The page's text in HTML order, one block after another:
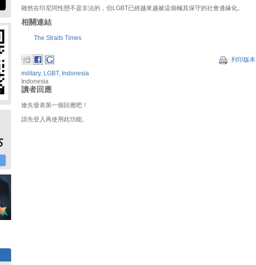
雖然在印尼同性戀不是非法的，但LGBT已經越來越被這個極其保守的社會邊緣化。
相關連結
The Straits Times
列印版本
military, LGBT, Indonesia
Indonesia
讀者回應
搶先發表第一個回應吧！
請先登入再使用此功能。